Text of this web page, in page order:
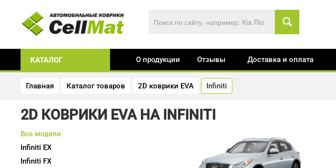
КАТАЛОГ О продукции Отзывы Доставка и оплата
Главная Каталог товаров 2D коврики EVA Infiniti
2D КОВРИКИ EVA НА INFINITI
Все модели
Infiniti EX
Infiniti FX